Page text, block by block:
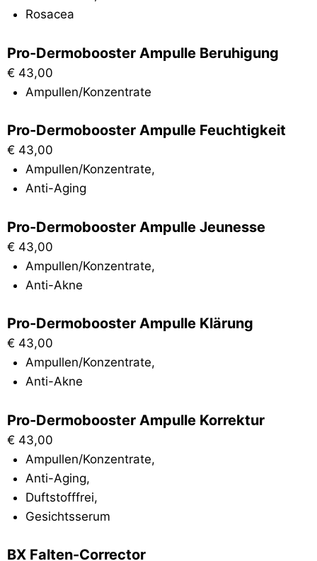
Rosacea
Pro-Dermobooster Ampulle Beruhigung
€ 43,00
Ampullen/Konzentrate
Pro-Dermobooster Ampulle Feuchtigkeit
€ 43,00
Ampullen/Konzentrate,
Anti-Aging
Pro-Dermobooster Ampulle Jeunesse
€ 43,00
Ampullen/Konzentrate,
Anti-Akne
Pro-Dermobooster Ampulle Klärung
€ 43,00
Ampullen/Konzentrate,
Anti-Akne
Pro-Dermobooster Ampulle Korrektur
€ 43,00
Ampullen/Konzentrate,
Anti-Aging,
Duftstofffrei,
Gesichtsserum
BX Falten-Corrector